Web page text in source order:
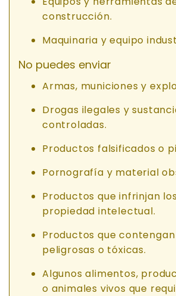
construcción.
Maquinaria y equipo
No puedes enviar
Armas, municiones y
Drogas ilegales y
controladas.
Productos falsificados o
Pornografía y material
Productos que infrinjan
propiedad intelectual.
Productos que
peligrosas o tóxicas.
Algunos alimentos,
o animales vivos que